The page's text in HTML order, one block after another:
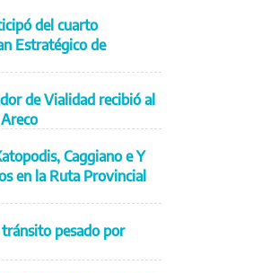
del cuarto
Estratégico de
de Vialidad recibió al
Caggiano e Y
en la Ruta Provincial
pesado por